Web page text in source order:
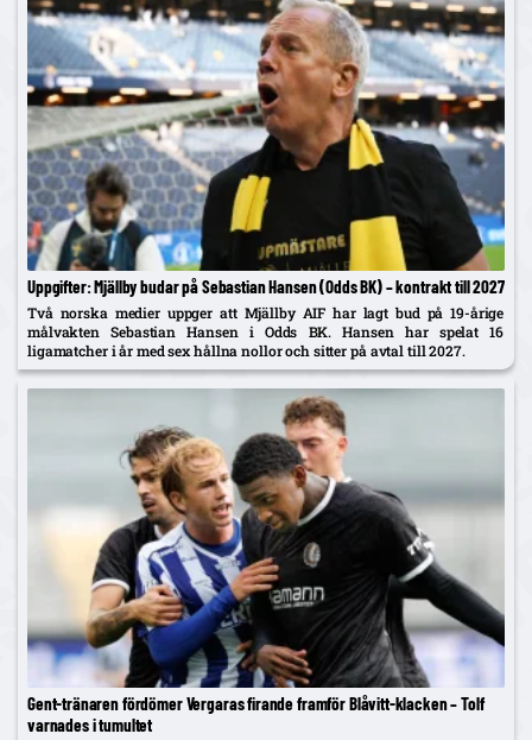
Uppgifter: Mjällby budar på Sebastian Hansen (Odds BK) – kontrakt till 2027
Två norska medier uppger att Mjällby AIF har lagt bud på 19-årige
målvakten Sebastian Hansen i Odds BK. Hansen har spelat 16
ligamatcher i år med sex hållna nollor och sitter på avtal till 2027.
Gent-tränaren fördömer Vergaras firande framför Blåvitt-klacken – Tolf
varnades i tumultet